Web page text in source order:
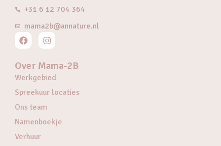
+31 6 12 704 364
mama2b@annature.nl
Over Mama-2B
Werkgebied
Spreekuur locaties
Ons team
Namenboekje
Verhuur